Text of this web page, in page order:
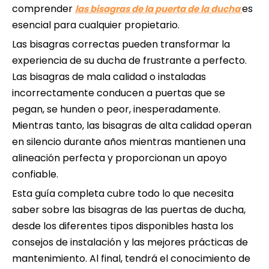
comprender las bisagras de la puerta de la duchaes
esencial para cualquier propietario.
Las bisagras correctas pueden transformar la
experiencia de su ducha de frustrante a perfecto.
Las bisagras de mala calidad o instaladas
incorrectamente conducen a puertas que se
pegan, se hunden o peor, inesperadamente.
Mientras tanto, las bisagras de alta calidad operan
en silencio durante años mientras mantienen una
alineación perfecta y proporcionan un apoyo
confiable.
Esta guía completa cubre todo lo que necesita
saber sobre las bisagras de las puertas de ducha,
desde los diferentes tipos disponibles hasta los
consejos de instalación y las mejores prácticas de
mantenimiento. Al final, tendrá el conocimiento de